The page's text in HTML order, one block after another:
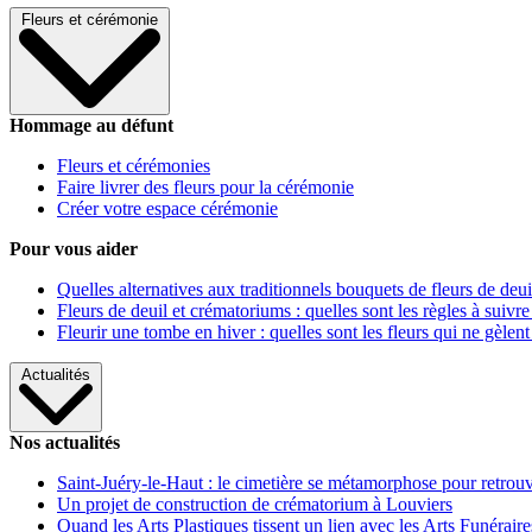
Fleurs et cérémonie
Hommage au défunt
Fleurs et cérémonies
Faire livrer des fleurs pour la cérémonie
Créer votre espace cérémonie
Pour vous aider
Quelles alternatives aux traditionnels bouquets de fleurs de
Fleurs de deuil et crématoriums : quelles sont les règles à
Fleurir une tombe en hiver : quelles sont les fleurs qui ne gèlent
Actualités
Nos actualités
Saint-Juéry-le-Haut : le cimetière se métamorphose pour
Un projet de construction de crématorium à Louviers
Quand les Arts Plastiques tissent un lien avec les Arts